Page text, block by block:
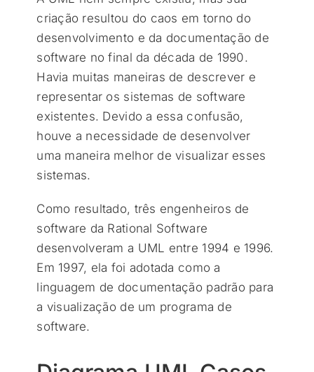
criação resultou do caos em torno do
desenvolvimento e da documentação de
software no final da década de 1990.
Havia muitas maneiras de descrever e
representar os sistemas de software
existentes. Devido a essa confusão,
houve a necessidade de desenvolver
uma maneira melhor de visualizar esses
sistemas.
Como resultado, três engenheiros de
software da Rational Software
desenvolveram a UML entre 1994 e 1996.
Em 1997, ela foi adotada como a
linguagem de documentação padrão para
a visualização de um programa de
software.